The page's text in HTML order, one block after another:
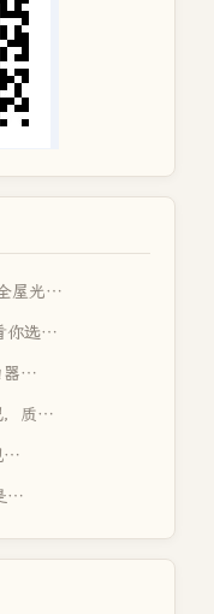
屋光…
你选…
器…
，质…
…
…